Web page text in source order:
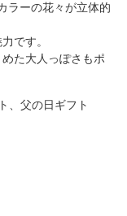
ラーの花々が立体的
です。
た大人っぽさもポ
、父の日ギフト